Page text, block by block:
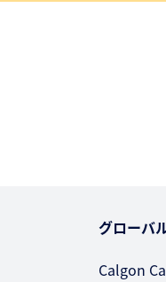
グローバ
Calgon